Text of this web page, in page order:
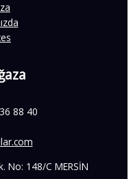
88 40
No: 148/C MERSİN